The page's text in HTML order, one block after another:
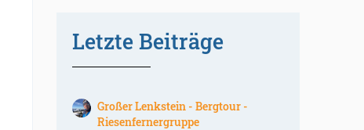
Letzte Beiträge
Großer Lenkstein - Bergtour -
Riesenfernergruppe